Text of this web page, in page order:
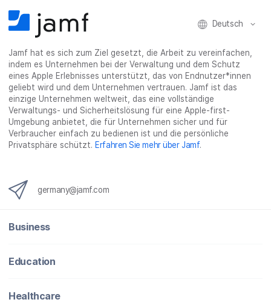
Deutsch
Jamf hat es sich zum Ziel gesetzt, die Arbeit zu vereinfachen,
indem es Unternehmen bei der Verwaltung und dem Schutz
eines Apple Erlebnisses unterstützt, das von Endnutzer*innen
geliebt wird und dem Unternehmen vertrauen. Jamf ist das
einzige Unternehmen weltweit, das eine vollständige
Verwaltungs- und Sicherheitslösung für eine Apple-first-
Umgebung anbietet, die für Unternehmen sicher und für
Verbraucher einfach zu bedienen ist und die persönliche
Privatsphäre schützt. Erfahren Sie mehr über Jamf.
germany@jamf.com
Business
Education
Healthcare